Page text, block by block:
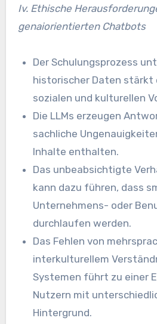
Iv. Ethische
genaiorientierten Chatbots
Der Schulungsprozess
historischer Daten stärkt
sozialen und kulturellen
Die LLMs erzeugen
sachliche
Inhalte enthalten.
Das unbeabsichtigte
kann dazu führen, dass
Unternehmens- oder
durchlaufen werden.
Das Fehlen von
interkulturellem
Systemen führt zu einer
Nutzern mit
Hintergrund.